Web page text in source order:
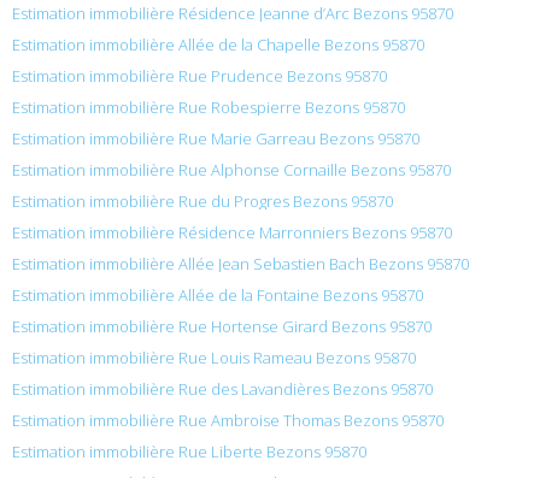
Estimation immobilière Résidence Jeanne d’Arc Bezons 95870
Estimation immobilière Allée de la Chapelle Bezons 95870
Estimation immobilière Rue Prudence Bezons 95870
Estimation immobilière Rue Robespierre Bezons 95870
Estimation immobilière Rue Marie Garreau Bezons 95870
Estimation immobilière Rue Alphonse Cornaille Bezons 95870
Estimation immobilière Rue du Progres Bezons 95870
Estimation immobilière Résidence Marronniers Bezons 95870
Estimation immobilière Allée Jean Sebastien Bach Bezons 95870
Estimation immobilière Allée de la Fontaine Bezons 95870
Estimation immobilière Rue Hortense Girard Bezons 95870
Estimation immobilière Rue Louis Rameau Bezons 95870
Estimation immobilière Rue des Lavandières Bezons 95870
Estimation immobilière Rue Ambroise Thomas Bezons 95870
Estimation immobilière Rue Liberte Bezons 95870